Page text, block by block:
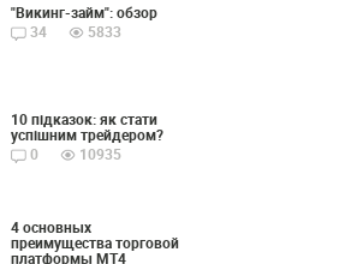
"Викинг-займ": обзор
34
5833
10 підказок: як стати
успішним трейдером?
0
10935
4 основных
преимущества торговой
платформы MT4